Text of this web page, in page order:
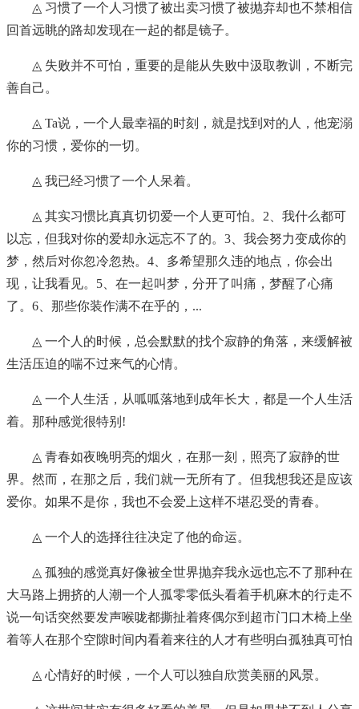
◬ 习惯了一个人习惯了被出卖习惯了被抛弃却也不禁相信
回首远眺的路却发现在一起的都是镜子。
◬ 失败并不可怕，重要的是能从失败中汲取教训，不断完
善自己。
◬ Ta说，一个人最幸福的时刻，就是找到对的人，他宠溺
你的习惯，爱你的一切。
◬ 我已经习惯了一个人呆着。
◬ 其实习惯比真真切切爱一个人更可怕。2、我什么都可
以忘，但我对你的爱却永远忘不了的。3、我会努力变成你的
梦，然后对你忽冷忽热。4、多希望那久违的地点，你会出
现，让我看见。5、在一起叫梦，分开了叫痛，梦醒了心痛
了。6、那些你装作满不在乎的，...
◬ 一个人的时候，总会默默的找个寂静的角落，来缓解被
生活压迫的喘不过来气的心情。
◬ 一个人生活，从呱呱落地到成年长大，都是一个人生活
着。那种感觉很特别!
◬ 青春如夜晚明亮的烟火，在那一刻，照亮了寂静的世
界。然而，在那之后，我们就一无所有了。但我想我还是应该
爱你。如果不是你，我也不会爱上这样不堪忍受的青春。
◬ 一个人的选择往往决定了他的命运。
◬ 孤独的感觉真好像被全世界抛弃我永远也忘不了那种在
大马路上拥挤的人潮一个人孤零零低头看着手机麻木的行走不
说一句话突然要发声喉咙都撕扯着疼偶尔到超市门口木椅上坐
着等人在那个空隙时间内看着来往的人才有些明白孤独真可怕
◬ 心情好的时候，一个人可以独自欣赏美丽的风景。